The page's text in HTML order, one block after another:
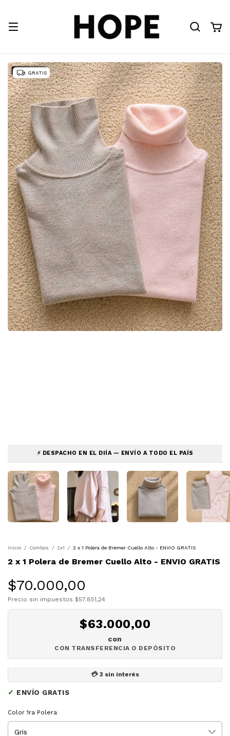
GRATIS
Inicio / Combos / 2x1 / 2 x 1 Polera de Bremer Cuello Alto - ENVIO GRATIS
2 x 1 Polera de Bremer Cuello Alto - ENVIO GRATIS
$70.000,00
Precio sin impuestos $57.851,24
$63.000,00
con
TRANSFERENCIA O DEPÓSITO
ENVÍO GRATIS
Color 1ra Polera